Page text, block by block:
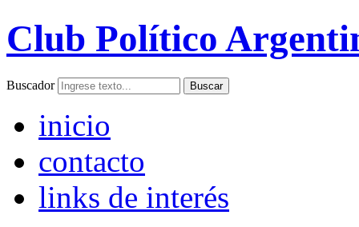
Club Político
Buscador
inicio
contacto
links de interés